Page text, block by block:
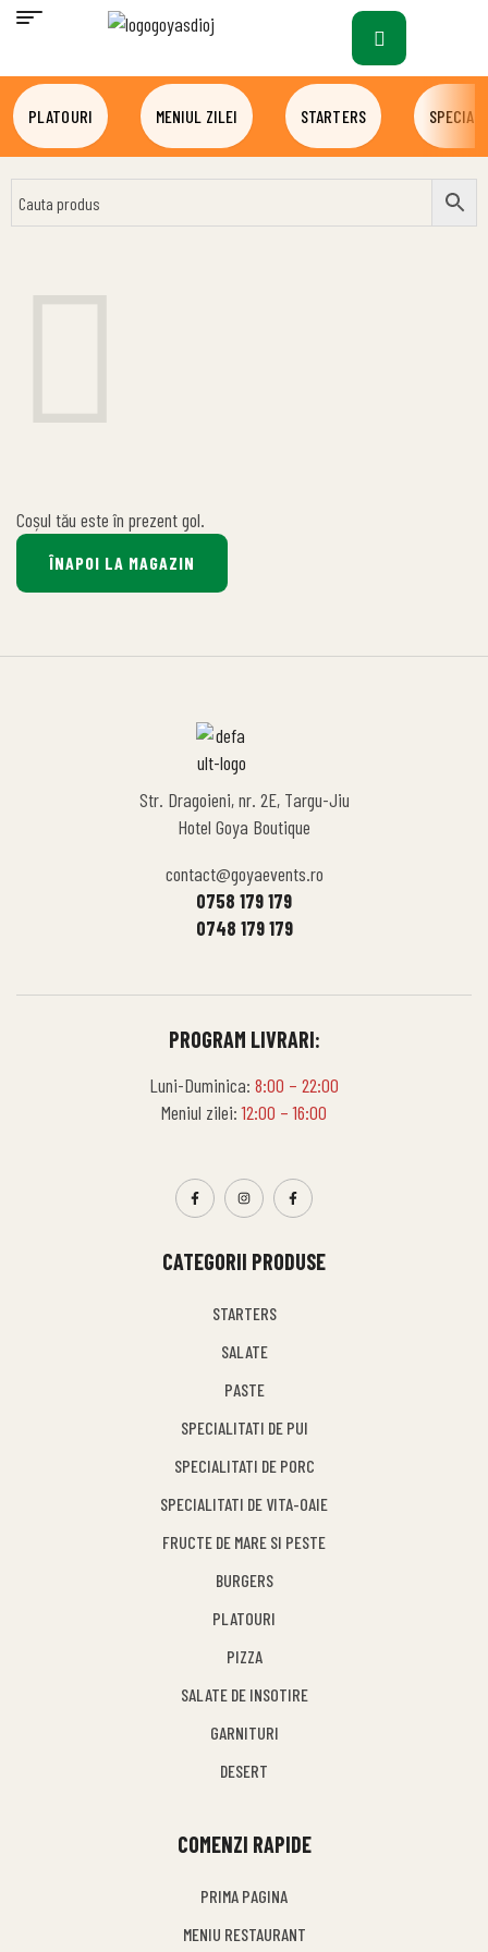
PLATOURI MENIUL ZILEI STARTERS
Coșul tău este în prezent gol.
ÎNAPOI LA MAGAZIN
Str. Dragoieni, nr. 2E, Targu-Jiu
Hotel Goya Boutique
contact@goyaevents.ro
0758 179 179
0748 179 179
CATEGORII PRODUSE
STARTERS
SALATE
PASTE
SPECIALITATI DE PUI
SPECIALITATI DE PORC
SPECIALITATI DE VITA-OAIE
FRUCTE DE MARE SI PESTE
BURGERS
PLATOURI
PIZZA
SALATE DE INSOTIRE
GARNITURI
DESERT
COMENZI RAPIDE
PRIMA PAGINA
MENIU RESTAURANT
PROGRAM LIVRARI:
Luni-Duminica: 8:00 – 22:00
Meniul zilei:12:00 – 16:00